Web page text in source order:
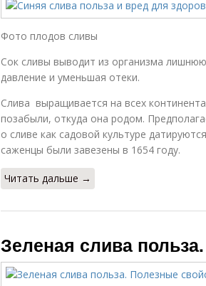
Фото плодов сливы
Сок сливы выводит из организма
давление и уменьшая отеки.
Слива выращивается на всех
позабыли, откуда она родом.
о сливе как садовой культуре
саженцы были завезены в 1654 году.
Читать дальше →
Зеленая слива